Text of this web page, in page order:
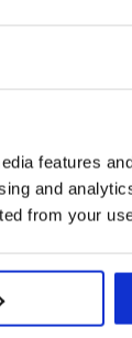
features
and
from your